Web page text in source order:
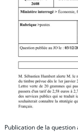
Publication de la